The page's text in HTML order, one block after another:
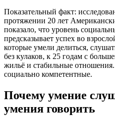
Показательный факт:
протяжении 20 лет
показало, что уровень
предсказывает успех во
которые умели делиться,
без кулаков, к 25 годам с
жильё и стабильные
социально компетентные.
Почему умение
умения говорить